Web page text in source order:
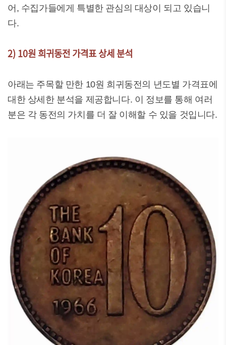
어, 수집가들에게 특별한 관심의 대상이 되고 있습니
다.
2) 10원 희귀동전 가격표 상세 분석
아래는 주목할 만한 10원 희귀동전의 년도별 가격표에
대한 상세한 분석을 제공합니다. 이 정보를 통해 여러
분은 각 동전의 가치를 더 잘 이해할 수 있을 것입니다.